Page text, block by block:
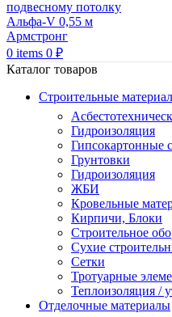
0 items 0 ₽
Каталог товаров
Строительные
Гидроизоляция
Гипсокартонные
Грунтовки
Гидроизоляция
ЖБИ
Кровельные
Кирпичи, Блоки
Строительное
Сухие
Сетки
Тротуарные
Теплоизоляция /
Отделочные материалы